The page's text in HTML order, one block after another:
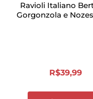
Ravioli Italiano
Gorgonzola e
R$39,99